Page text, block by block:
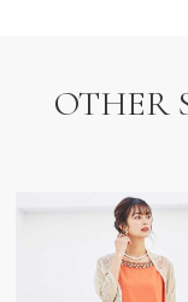
OTHER